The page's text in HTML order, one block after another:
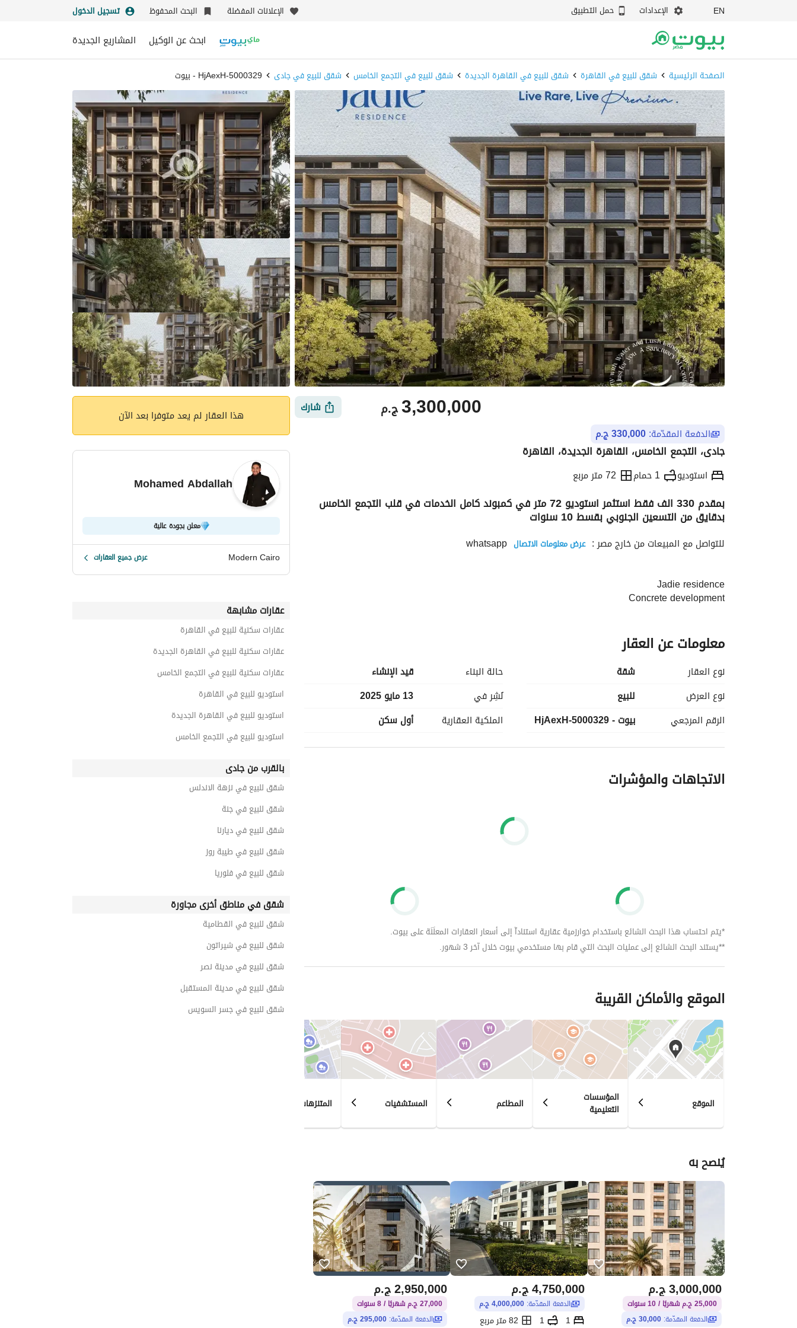
EN الإعدادات حمل التطبيق الإعلانات المفضلة البحث المحفوظ تسجيل الدخول
ابحث عن الوكيل المشاريع الجديدة
الصفحة الرئيسية شقق للبيع في القاهرة شقق للبيع في القاهرة الجديدة شقق للبيع في التجمع الخامس شقق للبيع في جادى 5000329-HjAexH - بيوت
ج.م3,300,000 شارك
الدفعة المقدّمة: 330,000 ج.م
جادى، التجمع الخامس، القاهرة الجديدة، القاهرة
استوديو 1 حمام 72 متر مربع
التفاصيل الاتجاهات والمؤشرات الموقع والأماكن القريبة
بمقدم 330 الف فقط استثمر استوديو 72 متر في كمبوند كامل الخدمات في قلب التجمع الخامس
بدقايق من التسعين الجنوبي بقسط 10 سنوات
للتواصل مع المبيعات من خارج مصر : عرض معلومات الاتصال
Jadie residence
Concrete development
اميز مناطق التجمع الخامس
2min from 90. st
5min from AUC
5min from mivida compound
3min from hyde park
-----------------------
بالتعاون مع اقوى الاستشاريين
📍محرم بخوم
------------------------
Project details
📌 Facilities
🔴under ground parking
🔴club house
🔴pools
🔴 landscape and water features
📌maintenance 8%
‎◻- سابقه اعمال اكثر من 80 مشروع في مناطق القاهرة الجديدة( الاندلس – النرجس – النرجس الجديدة - القرنفل
– البنفسج – الياسمين – بيت الوطن)
🔻 PROJECTS
🟩 1- C-Yard ( تجاري - اداري - طبي )
معلومات عن العقار
نوع العقار
شقة
نوع العرض
للبيع
الرقم المرجعي
بيوت - 5000329-HjAexH
حالة البناء
قيد الإنشاء
نُشِر في
13 مايو 2025
الملكية العقارية
أول سكن
الاتجاهات والمؤشرات
*يتم احتساب هذا البحث الشائع باستخدام خوارزمية عقارية استناداّ إلى أسعار العقارات المعلَنَة على بيوت.
**يستند البحث الشائع إلى عمليات البحث التي قام بها مستخدمي بيوت خلال آخر 3 شهور.
الموقع والأماكن القريبة
الموقع المؤسسات
التعليمية المطاعم المستشفيات المتنزهات
يُنصح به
ج.م3,000,000
25,000 ج.م شهريًا / 10 سنوات
الدفعة المقدّمة: 30,000 ج.م
ج.م4,750,000
الدفعة المقدّمة:4,000,000 ج.م
1
1
82 متر مربع
ج.م2,950,000
27,000 ج.م شهريًا / 8 سنوات
الدفعة المقدّمة: 295,000 ج.م
هذا العقار لم يعد متوفرا بعد الآن
Mohamed Abdallah
معلن بجودة عالية
Modern Cairo عرض جميع العقارات
عقارات مشابهة
عقارات سكنية للبيع في القاهرة
عقارات سكنية للبيع في القاهرة الجديدة
عقارات سكنية للبيع في التجمع الخامس
استوديو للبيع في القاهرة
استوديو للبيع في القاهرة الجديدة
استوديو للبيع في التجمع الخامس
بالقرب من جادى
شقق للبيع في نزهة الاندلس
شقق للبيع في جنة
شقق للبيع في ديارنا
شقق للبيع في طيبة روز
شقق للبيع في فلوريا
شقق في مناطق أخرى مجاورة
شقق للبيع في القطامية
شقق للبيع في شيراتون
شقق للبيع في مدينة نصر
شقق للبيع في مدينة المستقبل
شقق للبيع في جسر السويس